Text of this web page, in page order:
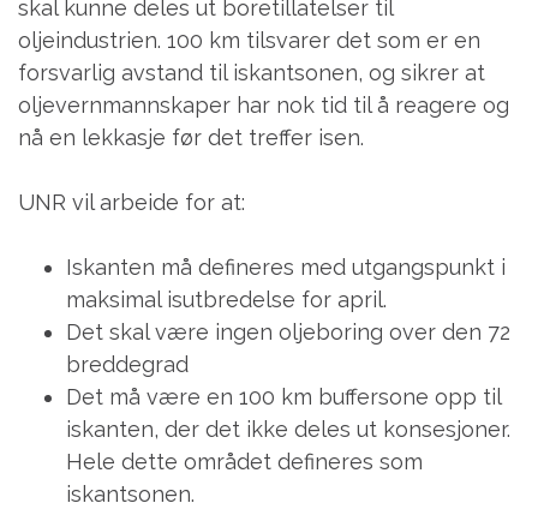
skal kunne deles ut boretillatelser til
oljeindustrien. 100 km tilsvarer det som er en
forsvarlig avstand til iskantsonen, og sikrer at
oljevernmannskaper har nok tid til å reagere og
nå en lekkasje før det treffer isen.
UNR vil arbeide for at:
Iskanten må defineres med utgangspunkt i
maksimal isutbredelse for april.
Det skal være ingen oljeboring over den 72
breddegrad
Det må være en 100 km buffersone opp til
iskanten, der det ikke deles ut konsesjoner.
Hele dette området defineres som
iskantsonen.